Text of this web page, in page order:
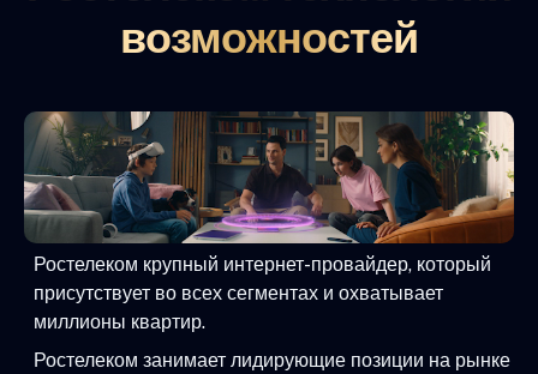
возможностей
Ростелеком крупный интернет-провайдер, который
присутствует во всех сегментах и охватывает
миллионы квартир.
Ростелеком занимает лидирующие позиции на рынке